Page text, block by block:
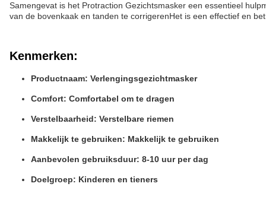
Samengevat is het Protraction Gezichtsmasker een essentieel
van de bovenkaak en tanden te corrigerenHet is een effectief en
Kenmerken:
Productnaam: Verlengingsgezichtmasker
Comfort: Comfortabel om te dragen
Verstelbaarheid: Verstelbare riemen
Makkelijk te gebruiken: Makkelijk te gebruiken
Aanbevolen gebruiksduur: 8-10 uur per dag
Doelgroep: Kinderen en tieners